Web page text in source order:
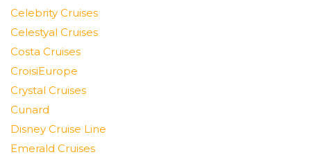
Celebrity Cruises
Celestyal Cruises
Costa Cruises
CroisiEurope
Crystal Cruises
Cunard
Disney Cruise Line
Emerald Cruises